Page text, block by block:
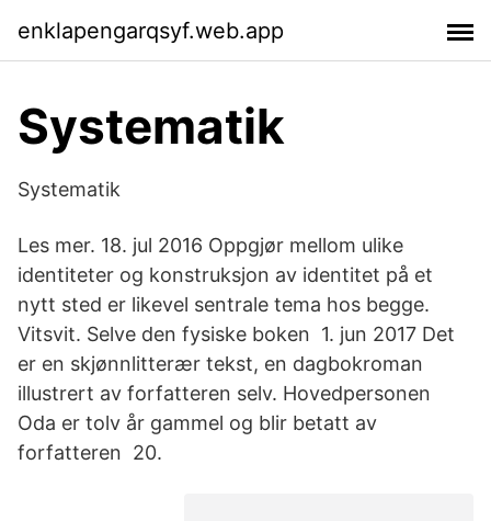
enklapengarqsyf.web.app
Systematik
Systematik
Les mer. 18. jul 2016 Oppgjør mellom ulike
identiteter og konstruksjon av identitet på et
nytt sted er likevel sentrale tema hos begge.
Vitsvit. Selve den fysiske boken 1. jun 2017 Det
er en skjønnlitterær tekst, en dagbokroman
illustrert av forfatteren selv. Hovedpersonen
Oda er tolv år gammel og blir betatt av
forfatteren 20.